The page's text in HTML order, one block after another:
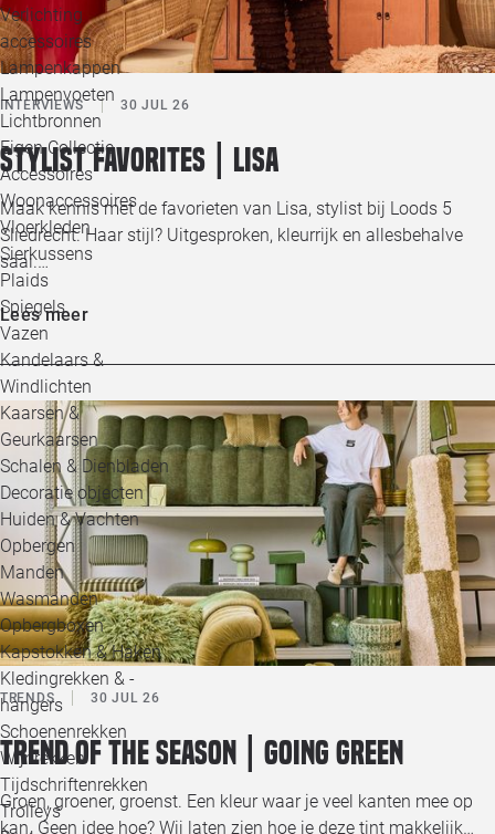
Verlichting
accessoires
Lampenkappen
Lampenvoeten
Lichtbronnen
Eigen Collectie
Accessoires
Woonaccessoires
Vloerkleden
Sierkussens
Plaids
Spiegels
Vazen
Kandelaars &
Windlichten
Kaarsen &
Geurkaarsen
Schalen & Dienbladen
Decoratie objecten
Huiden & Vachten
Opbergen
Manden
Wasmanden
Opbergboxen
Kapstokken & Haken
Kledingrekken & -
hangers
Schoenenrekken
Wijnrekken
Tijdschriftenrekken
Trolleys
INTERVIEWS 30 JUL 26
Stylist favorites | Lisa
Maak kennis met de favorieten van Lisa, stylist bij Loods 5
Sliedrecht. Haar stijl? Uitgesproken, kleurrijk en allesbehalve
saai.…
Lees meer
TRENDS 30 JUL 26
Trend of the season | Going green
Groen, groener, groenst. Een kleur waar je veel kanten mee op
kan. Geen idee hoe? Wij laten zien hoe je deze tint makkelijk…